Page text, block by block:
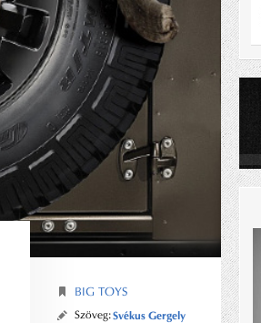
BIG TOYS
Szöveg:Svékus Gergely